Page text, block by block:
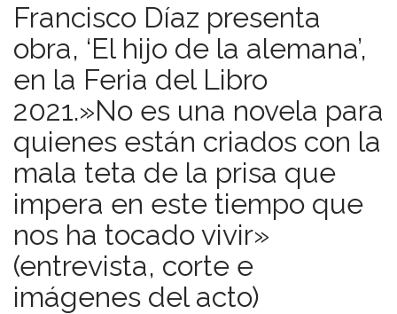
Francisco Díaz presenta
obra, ‘El hijo de la alemana’,
en la Feria del Libro
2021.»No es una novela para
quienes están criados con la
mala teta de la prisa que
impera en este tiempo que
nos ha tocado vivir»
(entrevista, corte e
imágenes del acto)